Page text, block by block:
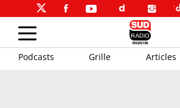
Podcasts Grille Articles